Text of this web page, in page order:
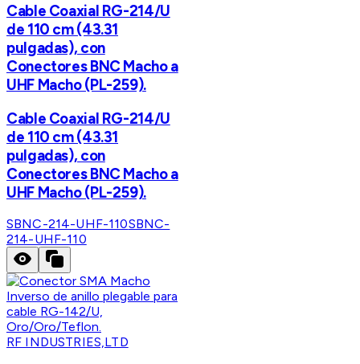
Cable Coaxial RG-214/U
de 110 cm (43.31
pulgadas), con
Conectores BNC Macho a
UHF Macho (PL-259).
Cable Coaxial RG-214/U
de 110 cm (43.31
pulgadas), con
Conectores BNC Macho a
UHF Macho (PL-259).
SBNC-214-UHF-110SBNC-
214-UHF-110
RF INDUSTRIES,LTD